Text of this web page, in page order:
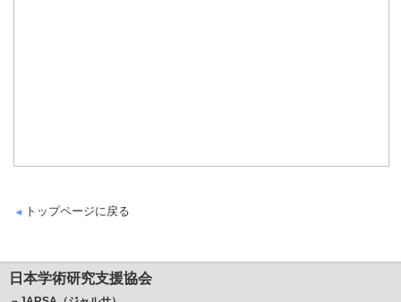
トップページに戻る
日本学術研究支援協会